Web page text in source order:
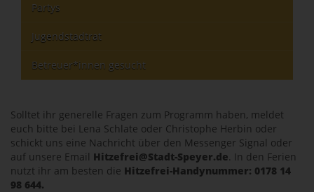
Partys
Jugendstadtrat
Betreuer*innen gesucht
Solltet ihr generelle Fragen zum Programm haben, meldet
euch bitte bei Lena Schlate oder Christophe Herbin oder
schickt uns eine Nachricht über den Messenger Signal oder
auf unsere Email Hitzefrei@Stadt-Speyer.de. In den Ferien
nutzt ihr am besten die Hitzefrei-Handynummer: 0178 14
98 644.